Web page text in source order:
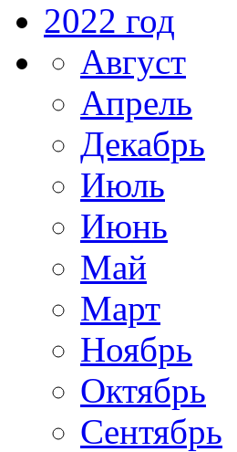
2022 год
Август
Апрель
Декабрь
Июль
Июнь
Май
Март
Ноябрь
Октябрь
Сентябрь